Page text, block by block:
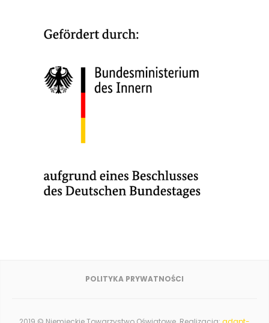
POLITYKA PRYWATNOŚCI